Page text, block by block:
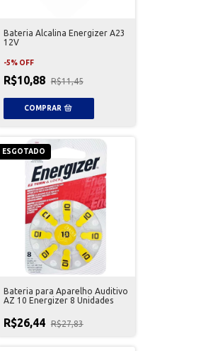
Bateria Alcalina Energizer A23
12V
-5% OFF
R$10,88 R$11,45
ESGOTADO
Bateria para Aparelho Auditivo
AZ 10 Energizer 8 Unidades
R$26,44 R$27,83